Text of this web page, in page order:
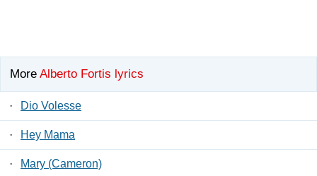
More Alberto Fortis lyrics
· Dio Volesse
· Hey Mama
· Mary (Cameron)